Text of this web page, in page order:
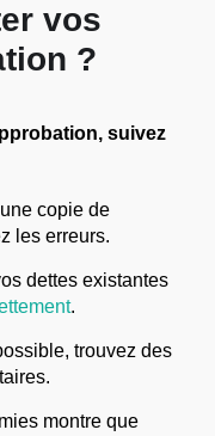
vos
?
suivez
copie de
les erreurs.
dettes existantes
.
trouvez des
montre que